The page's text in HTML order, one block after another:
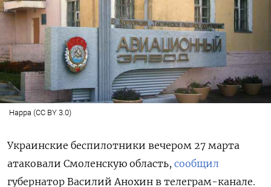
Happa (CC BY 3.0)
Украинские беспилотники вечером 27 марта
атаковали Смоленскую область, сообщил
губернатор Василий Анохин в телеграм-канале.